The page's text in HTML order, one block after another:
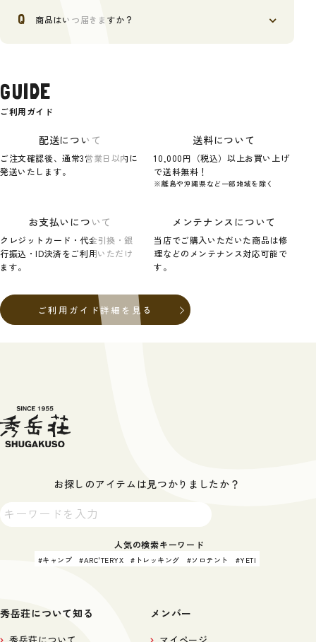
商品はいつ届きますか？
GUIDE
ご利用ガイド
配送について
ご注文確認後、通常3営業日以内に
発送いたします。
送料について
10,000円（税込）以上お買い上げ
で送料無料！
※離島や沖縄県など一部地域を除く
お支払いについて
クレジットカード・代金引換・銀
行振込・ID決済をご利用いただけ
ます。
メンテナンスについて
当店でご購入いただいた商品は修
理などのメンテナンス対応可能で
す。
ご利用ガイド詳細を見る
お探しのアイテムは見つかりましたか？
人気の検索キーワード
キャンプ ARC'TERYX トレッキング ソロテント YETI
秀岳荘について知る メンバー